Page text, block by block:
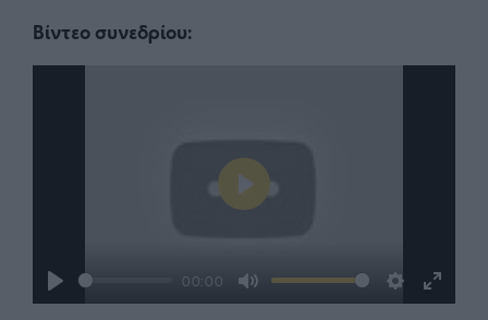
Βίντεο συνεδρίου:
Play
00:00
Mute Settings
Enter
Play